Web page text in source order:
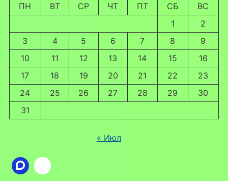
ПН ВТ СР ЧТ ПТ СБ
ВС
1
2
3
4 5 6 7 8
9
10
11 12 13 14 15
16
17
18 19 20 21 22
23
24
25 26 27 28 29
30
31
« Июл